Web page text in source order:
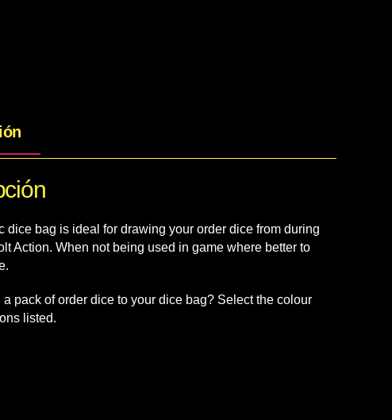
dice bag is ideal for drawing your order dice from during
Action. When not being used in game where better to
a pack of order dice to your dice bag? Select the colour
listed.